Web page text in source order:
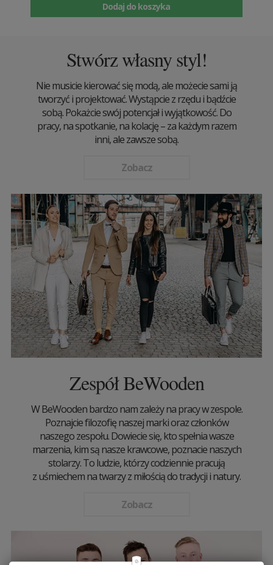
Dodaj do koszyka
Stwórz własny styl!
Nie musicie kierować się modą, ale możecie sami ją
tworzyć i projektować. Wystąpcie z rzędu i bądźcie
sobą. Pokażcie swój potencjał i wyjątkowość. Do
pracy, na spotkanie, na kolację – za każdym razem
inni, ale zawsze sobą.
Zobacz
Zespół BeWooden
W BeWooden bardzo nam zależy na pracy w zespole.
Poznajcie filozofię naszej marki oraz członków
naszego zespołu. Dowiecie się, kto spełnia wasze
marzenia, kim są nasze krawcowe, poznacie naszych
stolarzy. To ludzie, którzy codziennie pracują
z uśmiechem na twarzy z miłością do tradycji i natury.
Zobacz